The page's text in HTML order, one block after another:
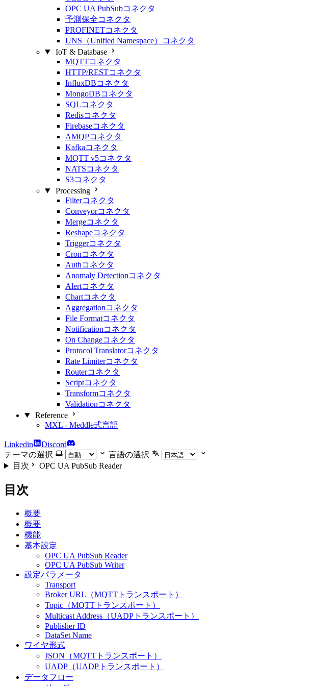
OPC UA PubSubコネクタ
予測保全コネクタ
PROFINETコネクタ
UNS（Unified Namespace）コネクタ
IoT & Database
MQTTコネクタ
HTTP/RESTコネクタ
InfluxDBコネクタ
MongoDBコネクタ
SQLコネクタ
Redisコネクタ
Firebaseコネクタ
AMQPコネクタ
Kafkaコネクタ
MQTT v5コネクタ
NATSコネクタ
S3コネクタ
Processing
Filterコネクタ
Conveyorコネクタ
Mergeコネクタ
Reshapeコネクタ
Triggerコネクタ
Cronコネクタ
Authコネクタ
Anomaly Detectionコネクタ
Alertコネクタ
Chartコネクタ
Aggregationコネクタ
File Formatコネクタ
Notificationコネクタ
On Changeコネクタ
Protocol Translatorコネクタ
Rate Limiterコネクタ
Routerコネクタ
Scriptコネクタ
Transformコネクタ
Validationコネクタ
Reference
MXL - Meddle式言語
Linkedin
Discord
テーマの選択
言語の選択
目次
OPC UA PubSub Reader
目次
概要
概要
機能
基本設定
OPC UA PubSub Reader
OPC UA PubSub Writer
設定パラメータ
Transport
Broker URL（MQTTトランスポート）
Topic（MQTTトランスポート）
Multicast Address（UADPトランスポート）
Publisher ID
DataSet Name
ワイヤ形式
JSON（MQTTトランスポート）
UADP（UADPトランスポート）
データフロー